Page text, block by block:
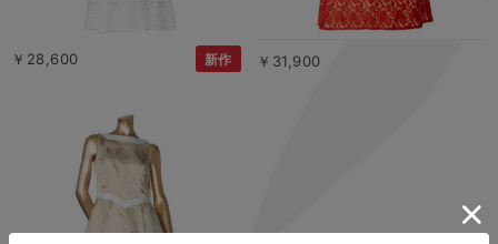
￥28,600 新作 ￥31,900